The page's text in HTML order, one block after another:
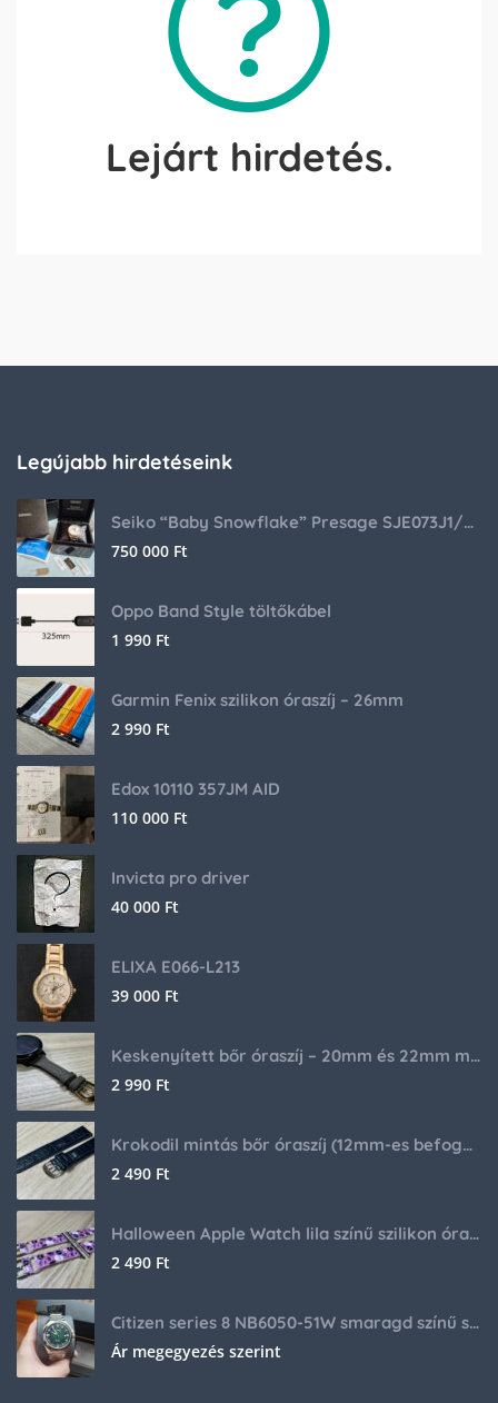
Lejárt hirdetés.
Legújabb hirdetéseink
Seiko “Baby Snowflake” Presage SJE073J1/SARA015 Limited Edition
750 000 Ft
Oppo Band Style töltőkábel
1 990 Ft
Garmin Fenix szilikon óraszíj – 26mm
2 990 Ft
Edox 10110 357JM AID
110 000 Ft
Invicta pro driver
40 000 Ft
ELIXA E066-L213
39 000 Ft
Keskenyített bőr óraszíj – 20mm és 22mm méretben
2 990 Ft
Krokodil mintás bőr óraszíj (12mm-es befogóval rendelkező órához)
2 490 Ft
Halloween Apple Watch lila színű szilikon óraszíj
2 490 Ft
Citizen series 8 NB6050-51W smaragd színű számlappal
Ár megegyezés szerint